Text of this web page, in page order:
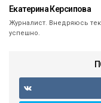
Екатерина Керсипова
Журналист. Внедряюсь
успешно.